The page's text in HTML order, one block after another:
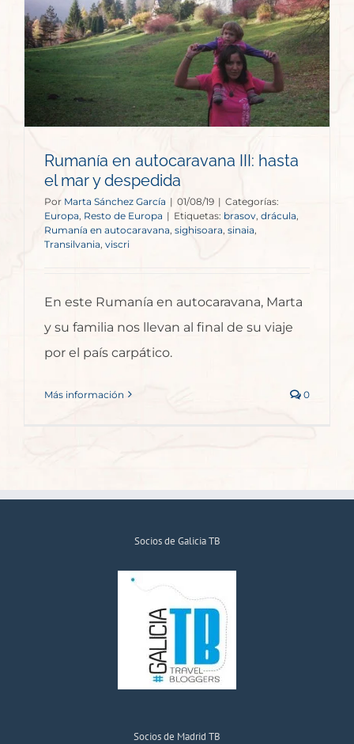
Rumanía en autocaravana III: hasta
el mar y despedida
Por Marta Sánchez García | 01/08/19 | Categorías:
Europa, Resto de Europa | Etiquetas: brasov, drácula,
Rumanía en autocaravana sighisoara sinaia,
Transilvania, viscri
En este Rumanía en autocaravana, Marta
y su familia nos llevan al final de su viaje
por el país carpático.
Más información 0
Socios de Galicia TB
Socios de Madrid TB